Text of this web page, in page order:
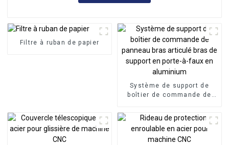
Filtre à ruban de papier
Système de support de
boîtier de commande de
de support en porte-à-faux
en aluminium